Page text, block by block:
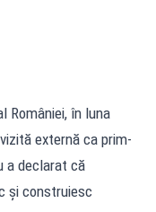
României, în luna
externă ca prim-
a declarat că
și construiesc